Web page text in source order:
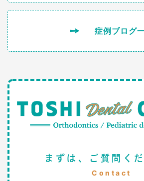
症例ブログ
まずは、ご質問く
Contact